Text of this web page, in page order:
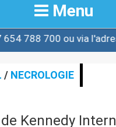
Menu
ou via l'adresse
/ NECROLOGIE
Kennedy